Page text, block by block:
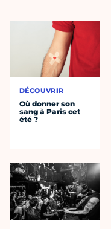
DÉCOUVRIR
Où donner son
sang à Paris cet
été ?